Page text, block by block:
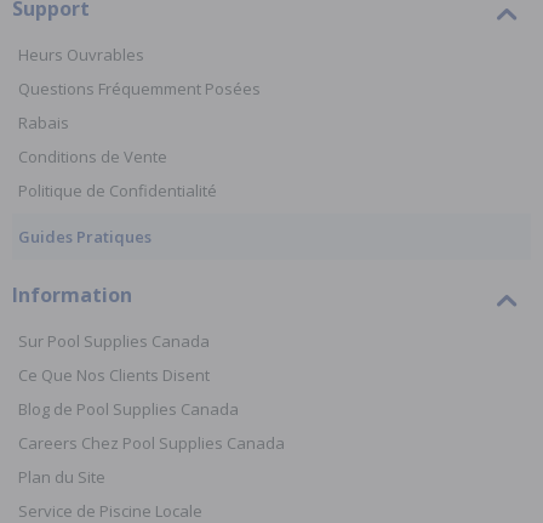
Support
Heurs Ouvrables
Questions Fréquemment Posées
Rabais
Conditions de Vente
Politique de Confidentialité
Guides Pratiques
Information
Sur Pool Supplies Canada
Ce Que Nos Clients Disent
Blog de Pool Supplies Canada
Careers Chez Pool Supplies Canada
Plan du Site
Service de Piscine Locale